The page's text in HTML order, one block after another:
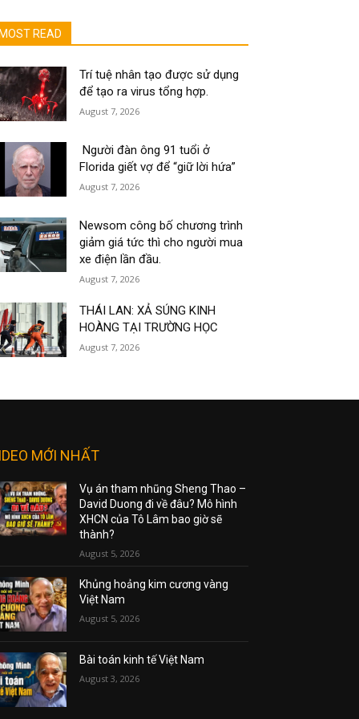
MOST READ
Trí tuệ nhân tạo được sử dụng
để tạo ra virus tổng hợp.
August 7, 2026
Người đàn ông 91 tuổi ở
Florida giết vợ để “giữ lời hứa”
August 7, 2026
Newsom công bố chương trình
giảm giá tức thì cho người mua
xe điện lần đầu.
August 7, 2026
THÁI LAN: XẢ SÚNG KINH
HOÀNG TẠI TRƯỜNG HỌC
August 7, 2026
MỚI NHẤT
Vụ án tham nhũng Sheng Thao –
David Duong đi về đâu? Mô hình
XHCN của Tô Lâm bao giờ sẽ
thành?
August 5, 2026
Khủng hoảng kim cương vàng
Việt Nam
August 5, 2026
Bài toán kinh tế Việt Nam
August 3, 2026